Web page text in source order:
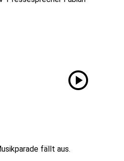
play_circle
fällt aus.